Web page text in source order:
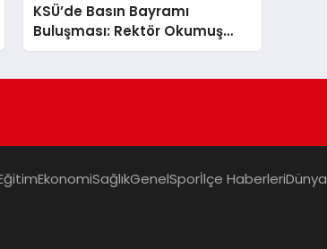
KSÜ’de Basın Bayramı
Buluşması: Rektör Okumuş
Üniversitenin Hedeflerini
EkonomiSağlıkGenelSporİlçe HaberleriDünya